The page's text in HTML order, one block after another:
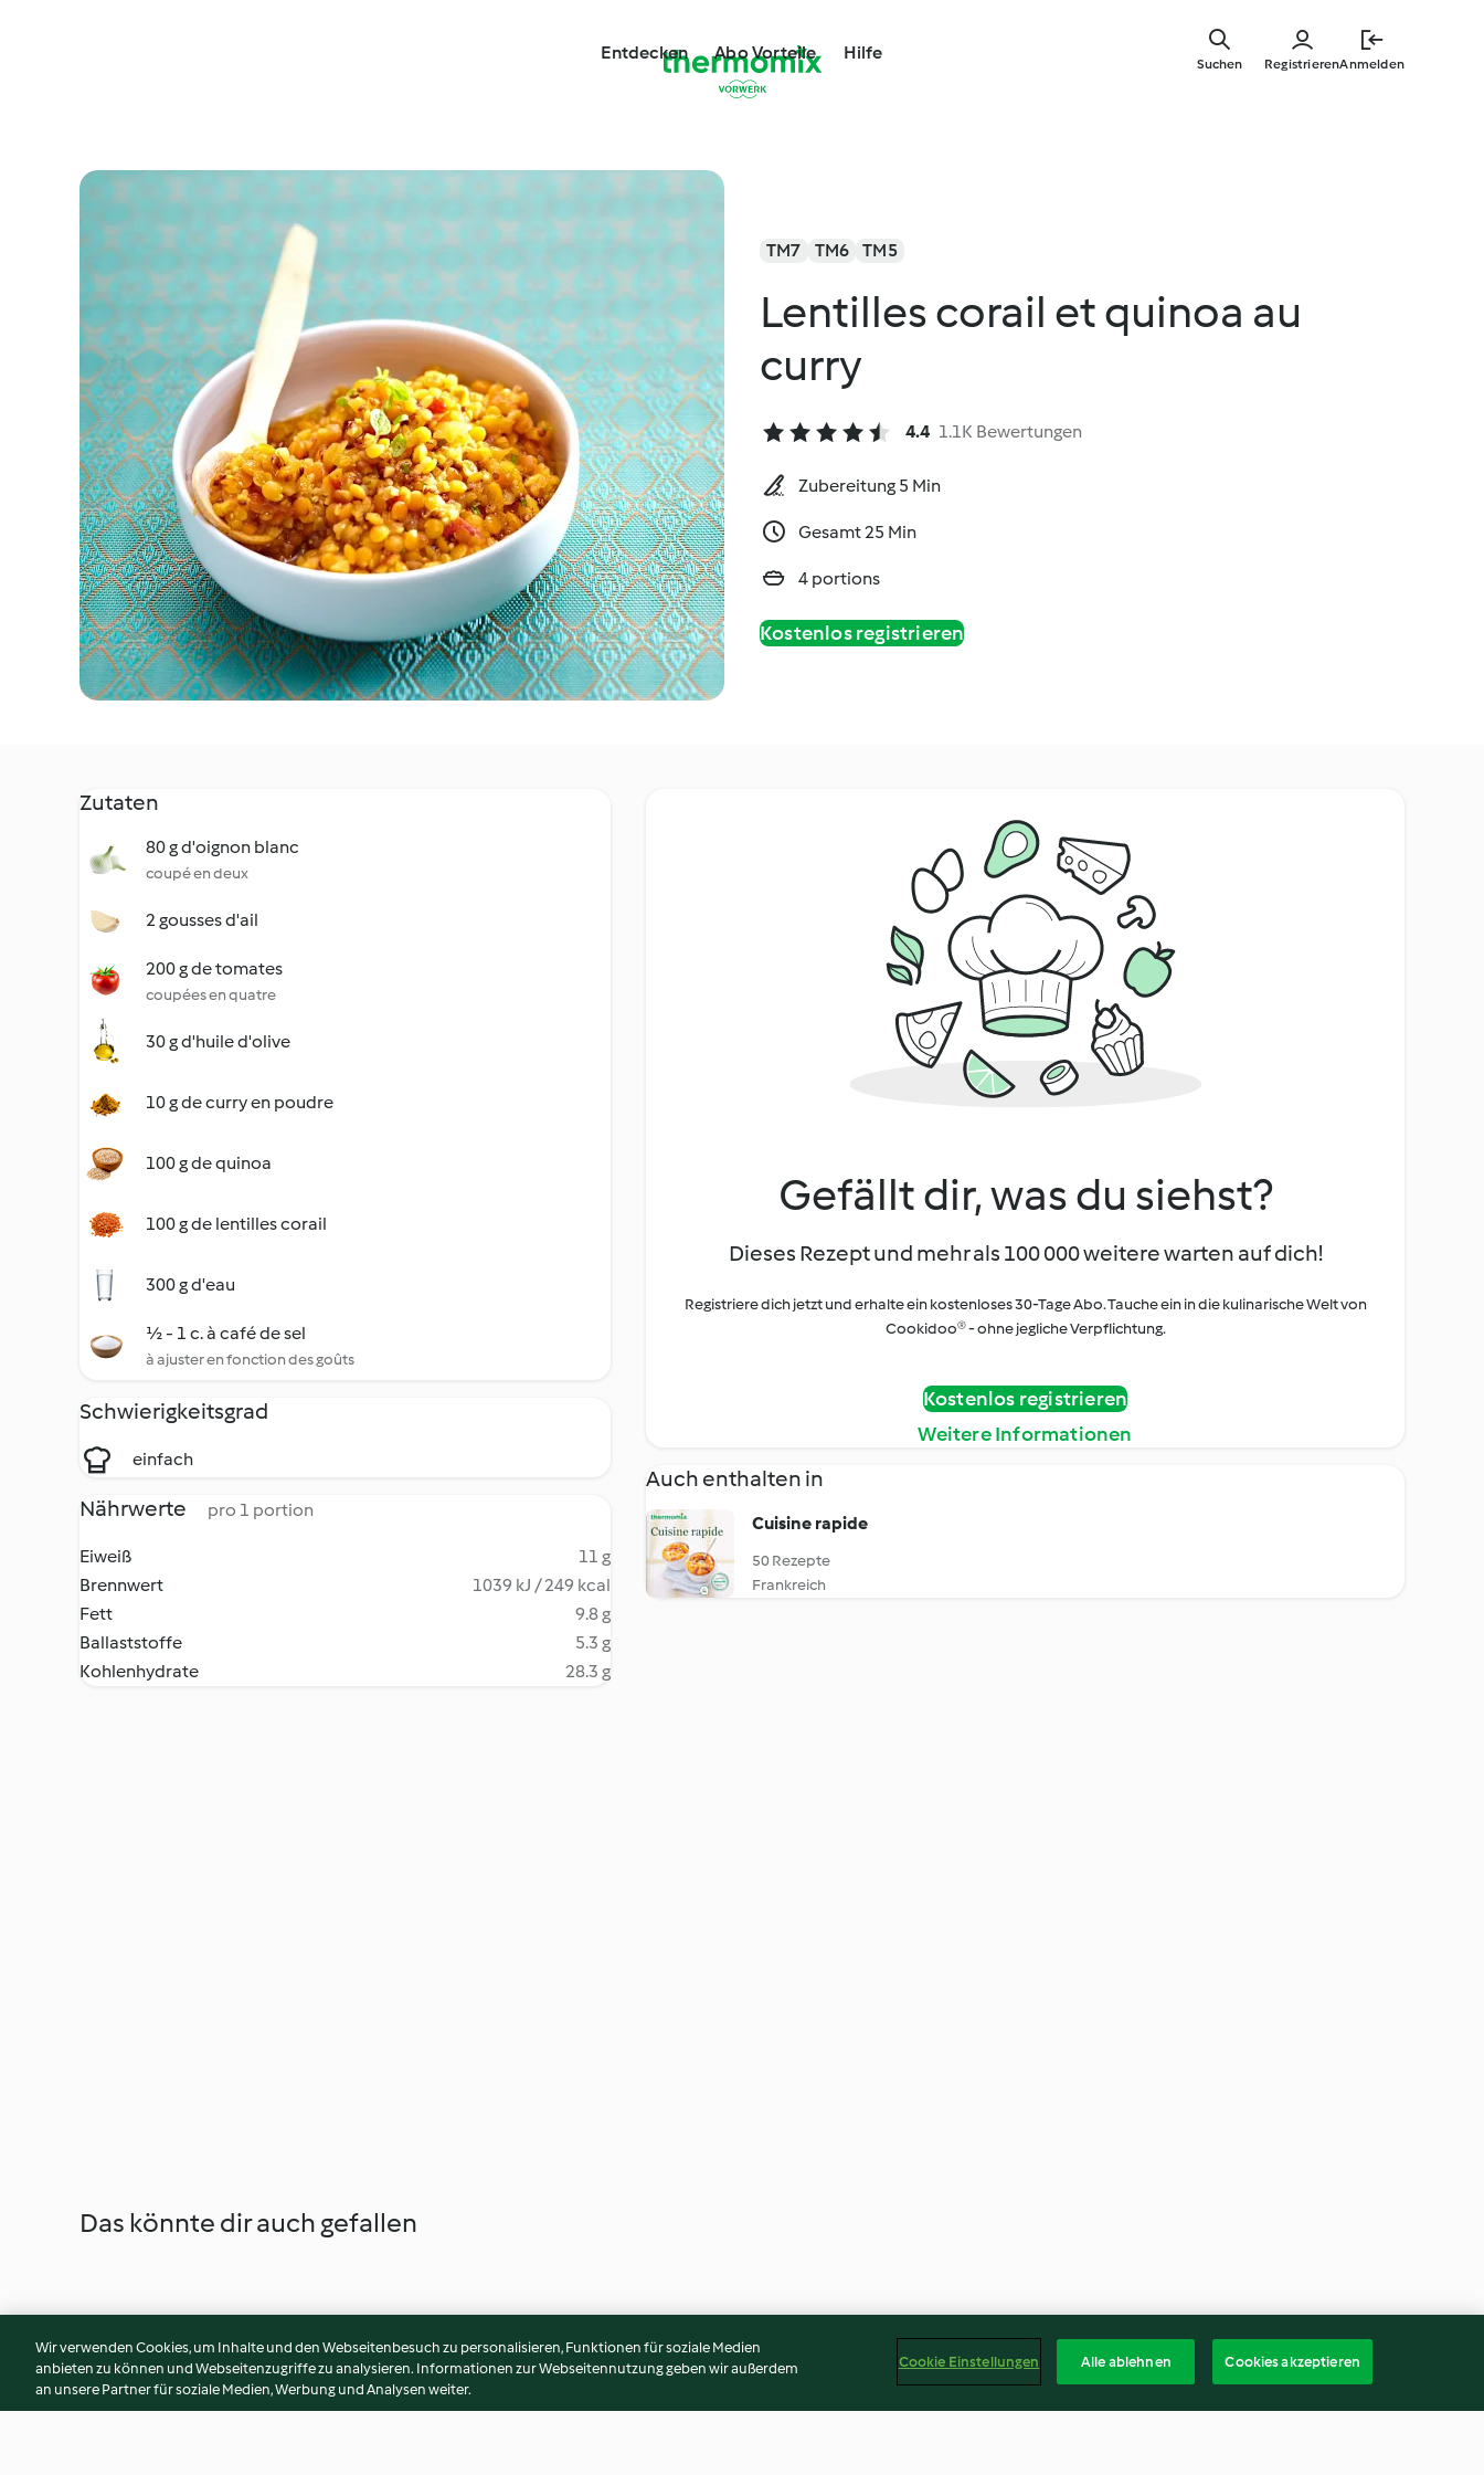
Entdecken Abo Vorteile Hilfe
RegistrierenAnmelden
Suchen
TM7 TM6 TM5
Lentilles corail et quinoa au
curry
4.4 1.1K Bewertungen
Zubereitung 5 Min
Gesamt 25 Min
4 portions
Kostenlos registrieren
Zutaten
80 g d'oignon blanc
coupé en deux
2 gousses d'ail
200 g de tomates
coupées en quatre
30 g d'huile d'olive
10 g de curry en poudre
100 g de quinoa
100 g de lentilles corail
300 g d'eau
½ - 1 c. à café de sel
à ajuster en fonction des goûts
Schwierigkeitsgrad
einfach
Nährwerte pro 1 portion
Eiweiß
11 g
Brennwert
1039 kJ / 249 kcal
Fett
9.8 g
Ballaststoffe
5.3 g
Kohlenhydrate
28.3 g
Gefällt dir, was du siehst?
Dieses Rezept und mehr als 100 000 weitere warten auf dich!
Registriere dich jetzt und erhalte ein kostenloses 30-Tage Abo. Tauche ein in die kulinarische Welt von
Cookidoo® - ohne jegliche Verpflichtung.
Kostenlos registrieren
Weitere Informationen
Auch enthalten in
Cuisine rapide
50 Rezepte
Frankreich
Das könnte dir auch gefallen
Wir verwenden Cookies, um Inhalte und den Webseitenbesuch zu personalisieren, Funktionen für soziale Medien
anbieten zu können und Webseitenzugriffe zu analysieren. Informationen zur Webseitennutzung geben wir außerdem
an unsere Partner für soziale Medien, Werbung und Analysen weiter.
Cookie Einstellungen Alle ablehnen Cookies akzeptieren